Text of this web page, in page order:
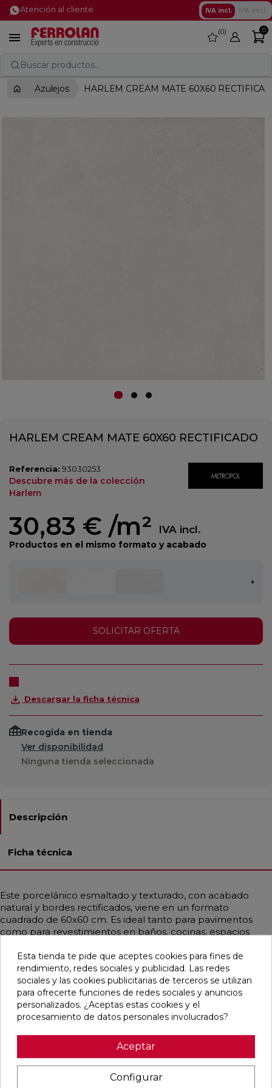
Atención al cliente IVA incl.
 favorite
0 0
Buscar productos...
Azulejos HARLEM CREAM MATE 60X60
HARLEM CREAM MATE 60X60 RECTIFICADO
Referencia: 93030253
Descubre más de la colección
Harlem
30,83 € /m² IVA incl.
Productos en el mismo formato y acabado
SOLICITAR OFERTA
Descargar la ficha técnica
Recogida en tienda
Ver disponibilidad
Ninguna tienda seleccionada
Descripción
Ficha técnica
Este porcelánico esmaltado y texturado, con acabado
natural y bordes rectificados, viene en un formato
cuadrado de 60x60 cm. Es ideal tanto para pavimentos
como para revestimientos en baños, cocinas, espacios
las manchas lo hace muy duradero. Con un estilo
contemporáneo, mediterráneo y nórdico, imita la
apariencia de la piedra en tonos crema y beige, aportando
un toque elegante y versátil a cualquier ambiente.
Pensamos que te puede interesar
favorite
Esta tienda te pide que aceptes cookies para fines de
rendimiento, redes sociales y publicidad. Las redes
sociales y las cookies publicitarias de terceros se utilizan
para ofrecerte funciones de redes sociales y anuncios
personalizados. ¿Aceptas estas cookies y el
procesamiento de datos personales involucrados?
Aceptar
Configurar